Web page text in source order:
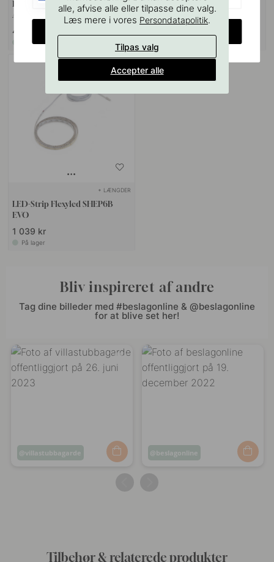
LED-Profile Nexus - 2000mm -
439 kr
På lager
LED-Profile Nexus - 2000mm -
Sort
På lager
+ LÆNGDER
LED-Strip Flexyled SHEP6B
EVO
1 039 kr
På lager
Bliv inspireret af andre
Tag dine billeder med #beslagonline & @beslagonline
for at blive set her!
Opslag
villastubbagarde
Opslag
af
beslagonline
Tilbehør & relaterede produkter
alle, afvise alle eller tilpasse dine valg.
Læs mere i vores Persondatapolitik.
Tilpas valg
Accepter alle